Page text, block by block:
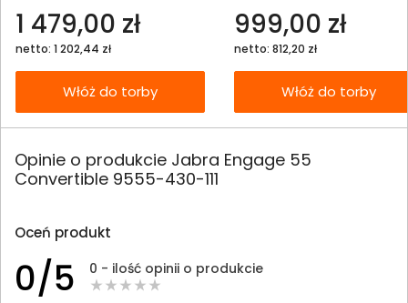
1 479,00 zł
netto: 1 202,44 zł
Włóż do torby
999,00 zł
netto: 812,20 zł
Włóż do torby
Opinie o produkcie Jabra Engage 55
Convertible 9555-430-111
Oceń produkt
0/5 0 - ilość opinii o produkcie